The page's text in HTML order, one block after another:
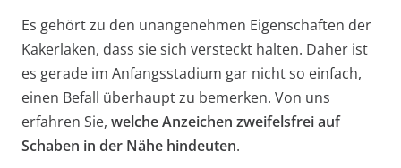
Es gehört zu den unangenehmen Eigenschaften der
Kakerlaken, dass sie sich versteckt halten. Daher ist
es gerade im Anfangsstadium gar nicht so einfach,
einen Befall überhaupt zu bemerken. Von uns
erfahren Sie, welche Anzeichen zweifelsfrei auf
Schaben in der Nähe hindeuten.